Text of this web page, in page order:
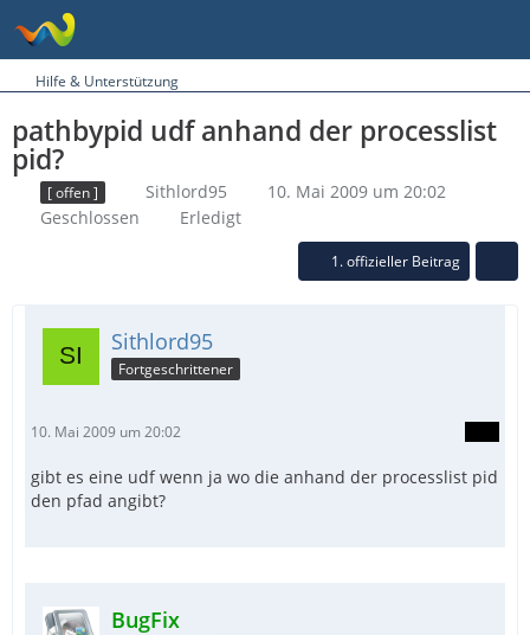
Hilfe & Unterstützung
pathbypid udf anhand der processlist
pid?
[ offen ] Sithlord95
10. Mai 2009 um 20:02
Geschlossen
Erledigt
1. offizieller Beitrag
Sithlord95
Fortgeschrittener
10. Mai 2009 um 20:02
gibt es eine udf wenn ja wo die anhand der processlist pid
den pfad angibt?
BugFix